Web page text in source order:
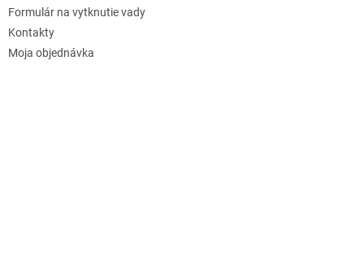
Formulár na vytknutie vady
Kontakty
Moja objednávka